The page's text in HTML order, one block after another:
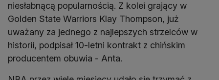
niesłabnącą popularnością. Z kolei grający w
Golden State Warriors Klay Thompson, już
uważany za jednego z najlepszych strzelców w
historii, podpisał 10-letni kontrakt z chińskim
producentem obuwia - Anta.